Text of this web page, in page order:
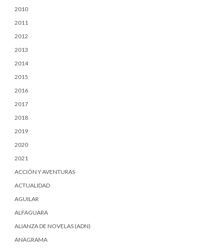
2010
2011
2012
2013
2014
2015
2016
2017
2018
2019
2020
2021
ACCIÓN Y AVENTURAS
ACTUALIDAD
AGUILAR
ALFAGUARA
ALIANZA DE NOVELAS (ADN)
ANAGRAMA